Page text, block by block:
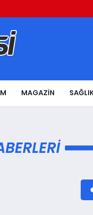
MAGAZIN